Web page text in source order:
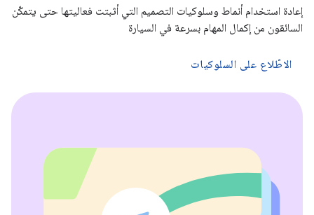
إعادة استخدام أنماط وسلوكيات التصميم التي أثبتت فعاليتها حتى يتمكّن
السائقون من إكمال المهام بسرعة في السيارة
الاطّلاع على السلوكيات